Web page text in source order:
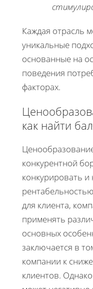
Каждая отрасль
уникальные
основанные на
поведения
факторах.
как найти
конкурентной
конкурировать и
для клиента,
применять
основных
заключается в
компании к
клиентов.